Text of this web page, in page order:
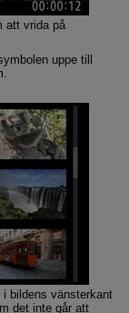
att vrida på
uppe till
i bildens vänsterkant
det inte går att